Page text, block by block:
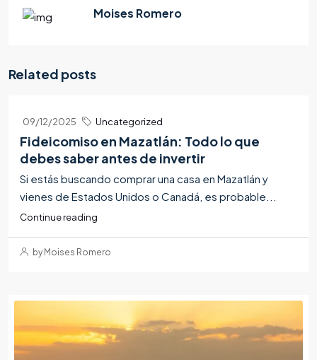
Moises Romero
Related posts
09/12/2025 Uncategorized
Fideicomiso en Mazatlán: Todo lo que
debes saber antes de invertir
Si estás buscando comprar una casa en Mazatlán y
vienes de Estados Unidos o Canadá, es probable...
Continue reading
by Moises Romero